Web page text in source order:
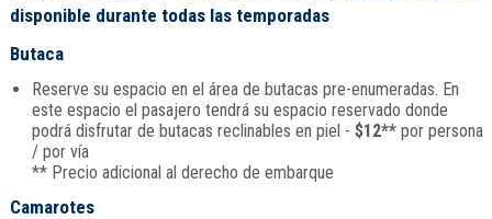
disponible durante todas las temporadas
Butaca
Reserve su espacio en el área de butacas pre-enumeradas. En
este espacio el pasajero tendrá su espacio reservado donde
podrá disfrutar de butacas reclinables en piel - $12**por persona
/ por vía
** Precio adicional al derecho de embarque
Camarotes